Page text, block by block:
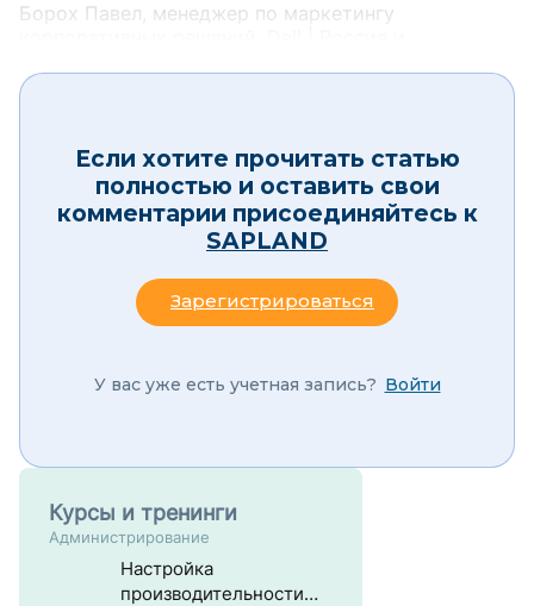
Борох Павел, менеджер по маркетингу
Если хотите прочитать статью
полностью и оставить свои
комментарии присоединяйтесь к
SAPLAND
Зарегистрироваться
У вас уже есть учетная запись? Войти
Курсы и тренинги
Администрирование
Настройка
производительности